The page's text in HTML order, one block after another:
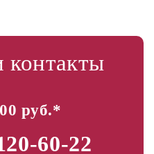
контакты
руб.*
60-22